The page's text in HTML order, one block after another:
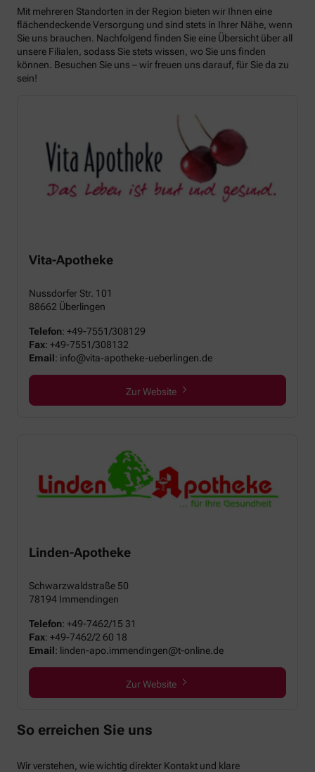
Mit mehreren Standorten in der Region bieten wir Ihnen eine
flächendeckende Versorgung und sind stets in Ihrer Nähe, wenn
Sie uns brauchen. Nachfolgend finden Sie eine Übersicht über all
unsere Filialen, sodass Sie stets wissen, wo Sie uns finden
können. Besuchen Sie uns – wir freuen uns darauf, für Sie da zu
sein!
Vita-Apotheke
Nussdorfer Str. 101
88662 Überlingen
Telefon: +49-7551/308129
Fax: +49-7551/308132
Email: info@vita-apotheke-ueberlingen.de
Zur Website
Linden-Apotheke
Schwarzwaldstraße 50
78194 Immendingen
Telefon: +49-7462/15 31
Fax: +49-7462/2 60 18
Email: linden-apo.immendingen@t-online.de
Zur Website
So erreichen Sie uns
Wir verstehen, wie wichtig direkter Kontakt und klare